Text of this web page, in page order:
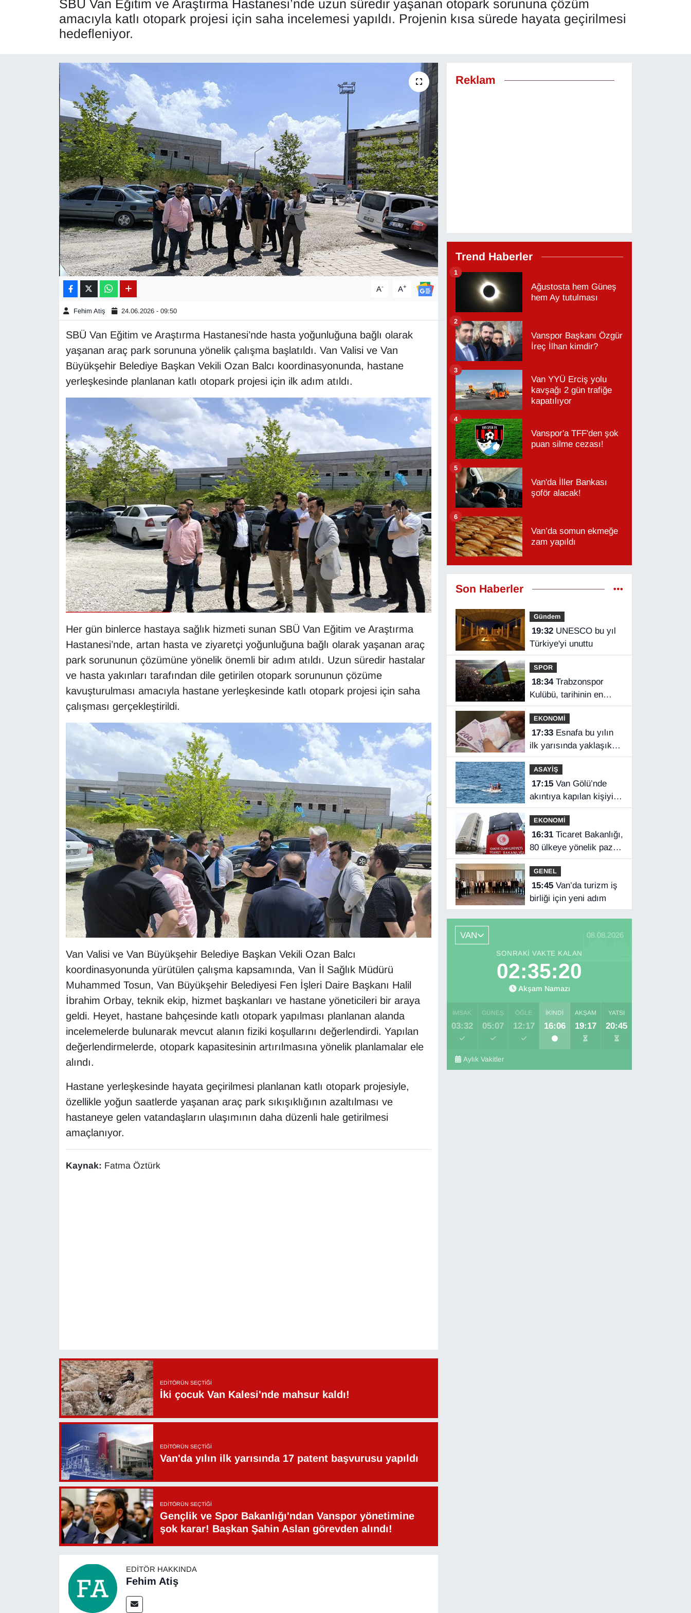
SBÜ Van Eğitim ve Araştırma Hastanesi’nde uzun süredir yaşanan otopark sorununa çözüm
amacıyla katlı otopark projesi için saha incelemesi yapıldı. Projenin kısa sürede hayata geçirilmesi
hedefleniyor.
A- A+
Fehim Atiş 24.06.2026 - 09:50
SBÜ Van Eğitim ve Araştırma Hastanesi’nde hasta yoğunluğuna bağlı olarak
yaşanan araç park sorununa yönelik çalışma başlatıldı. Van Valisi ve Van
Büyükşehir Belediye Başkan Vekili Ozan Balcı koordinasyonunda, hastane
yerleşkesinde planlanan katlı otopark projesi için ilk adım atıldı.
Her gün binlerce hastaya sağlık hizmeti sunan SBÜ Van Eğitim ve Araştırma
Hastanesi’nde, artan hasta ve ziyaretçi yoğunluğuna bağlı olarak yaşanan araç
park sorununun çözümüne yönelik önemli bir adım atıldı. Uzun süredir hastalar
ve hasta yakınları tarafından dile getirilen otopark sorununun çözüme
kavuşturulması amacıyla hastane yerleşkesinde katlı otopark projesi için saha
çalışması gerçekleştirildi.
Van Valisi ve Van Büyükşehir Belediye Başkan Vekili Ozan Balcı
koordinasyonunda yürütülen çalışma kapsamında, Van İl Sağlık Müdürü
Muhammed Tosun, Van Büyükşehir Belediyesi Fen İşleri Daire Başkanı Halil
İbrahim Orbay, teknik ekip, hizmet başkanları ve hastane yöneticileri bir araya
geldi. Heyet, hastane bahçesinde katlı otopark yapılması planlanan alanda
incelemelerde bulunarak mevcut alanın fiziki koşullarını değerlendirdi. Yapılan
değerlendirmelerde, otopark kapasitesinin artırılmasına yönelik planlamalar ele
alındı.
Hastane yerleşkesinde hayata geçirilmesi planlanan katlı otopark projesiyle,
özellikle yoğun saatlerde yaşanan araç park sıkışıklığının azaltılması ve
hastaneye gelen vatandaşların ulaşımının daha düzenli hale getirilmesi
amaçlanıyor.
Kaynak: Fatma Öztürk
EDITÖRÜN SEÇTIĞI
İki çocuk Van Kalesi'nde mahsur kaldı!
EDITÖRÜN SEÇTIĞI
Van'da yılın ilk yarısında 17 patent başvurusu yapıldı
EDITÖRÜN SEÇTIĞI
Gençlik ve Spor Bakanlığı'ndan Vanspor yönetimine
şok karar! Başkan Şahin Aslan görevden alındı!
EDITÖR HAKKINDA
Fehim Atiş
Reklam
Trend Haberler
Ağustosta hem Güneş
hem Ay tutulması
1
Vanspor Başkanı Özgür
İreç İlhan kimdir?
2
Van YYÜ Erciş yolu
kavşağı 2 gün trafiğe
kapatılıyor
3
Vanspor'a TFF'den şok
puan silme cezası!
4
Van'da İller Bankası
şoför alacak!
5
Van’da somun ekmeğe
zam yapıldı
6
Son Haberler
Gündem
19:32UNESCO bu yıl
Türkiye'yi unuttu
SPOR
18:34Trabzonspor
Kulübü, tarihinin en
yüksek kombine
satışını yaptı
EKONOMİ
17:33Esnafa bu yılın
ilk yarısında yaklaşık
75 milyar lira finansman
ASAYİŞ
17:15Van Gölü’nde
akıntıya kapılan kişiyi
sahil güvenlik ekipleri
kurtardı
EKONOMİ
16:31Ticaret Bakanlığı,
80 ülkeye yönelik pazar
araştırması hazırladı
GENEL
15:45Van’da turizm iş
birliği için yeni adım
VAN 08.08.2026
SONRAKI VAKTE KALAN
02:35:19
Akşam Namazı
İMSAK
03:32
GÜNEŞ
05:07
ÖĞLE
12:17
İKINDI
16:06
AKŞAM
19:17
YATSI
20:45
Aylık Vakitler
EĞİTİM
EKONOMİ
Eleman
En çok konuşulanlar
GENEL
Gündem
HABERDE İNSAN
Kamu Alımları
Kim Kimdir?
Kültür & Sanat
MAGAZİN
ONE EKONOMİ
POLİTİKA
Resmi İlanlar
Sinema - TV
TEKNOLOJİ
VAN'DA SPOR